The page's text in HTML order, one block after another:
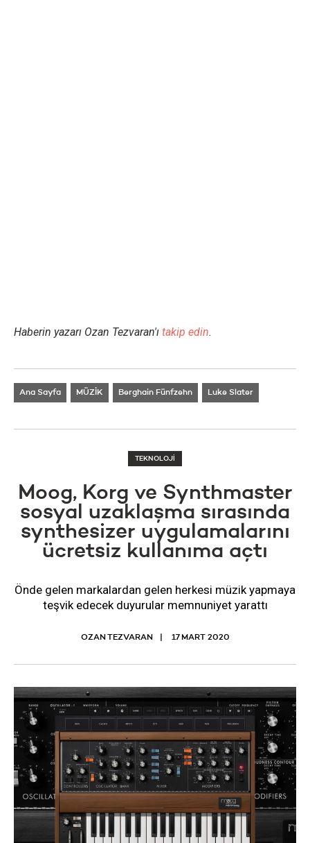
Haberin yazarı Ozan Tezvaran'ı takip edin.
Ana Sayfa MÜZİK Berghain Fünfzehn Luke Slater
TEKNOLOJİ
Moog, Korg ve Synthmaster
sosyal uzaklaşma sırasında
synthesizer uygulamalarını
ücretsiz kullanıma açtı
Önde gelen markalardan gelen herkesi müzik yapmaya
teşvik edecek duyurular memnuniyet yarattı
OZAN TEZVARAN 17 MART 2020